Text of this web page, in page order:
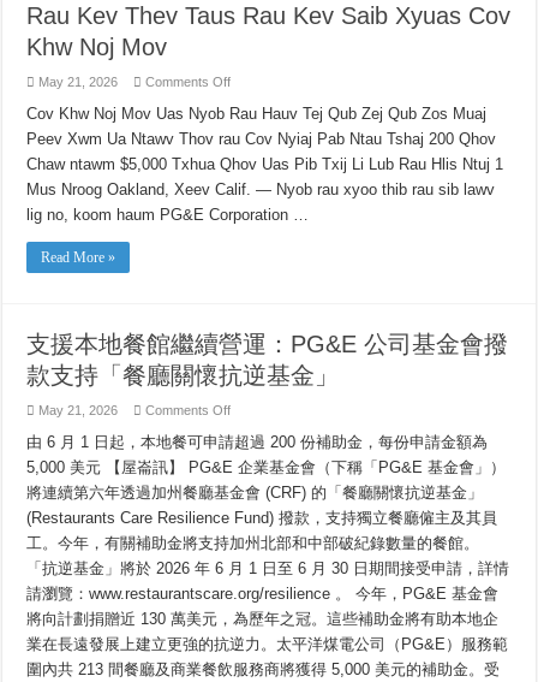
Rau Kev Thev Taus Rau Kev Saib Xyuas Cov
Khw Noj Mov
May 21, 2026 Comments Offon
Cia
Cov
Khw
Mov
Hauv
Zej
Zos
Qhib
PG&E
Corporation
Foundation
Muab
Nyiaj
Rau
Thev
Taus
Rau
Kev
Saib
Xyuas
Khw
Mov
Cov Khw Noj Mov Uas Nyob Rau Hauv Tej Qub Zej Qub Zos Muaj
Peev Xwm Ua Ntawv Thov rau Cov Nyiaj Pab Ntau Tshaj 200 Qhov
Chaw ntawm $5,000 Txhua Qhov Uas Pib Txij Li Lub Rau Hlis Ntuj 1
Mus Nroog Oakland, Xeev Calif. — Nyob rau xyoo thib rau sib lawv
lig no, koom haum PG&E Corporation …
Read More »
支援本地餐館繼續營運：PG&E 公司基金會撥
款支持「餐廳關懷抗逆基金」
May 21, 2026 Comments Offon
援
本
地
餐
館
繼
續
營
PG&E
公
司
基
金
由 6 月 1 日起，本地餐可申請超過 200 份補助金，每份申請金額為
5,000 美元 【屋崙訊】 PG&E 企業基金會（下稱「PG&E 基金會」）
將連續第六年透過加州餐廳基金會 (CRF) 的「餐廳關懷抗逆基金」
(Restaurants Care Resilience Fund) 撥款，支持獨立餐廳僱主及其員
工。今年，有關補助金將支持加州北部和中部破紀錄數量的餐館。
「抗逆基金」將於 2026 年 6 月 1 日至 6 月 30 日期間接受申請，詳情
請瀏覽：www.restaurantscare.org/resilience 。 今年，PG&E 基金會
將向計劃捐贈近 130 萬美元，為歷年之冠。這些補助金將有助本地企
業在長遠發展上建立更強的抗逆力。太平洋煤電公司（PG&E）服務範
圍內共 213 間餐廳及商業餐飲服務商將獲得 5,000 美元的補助金。受